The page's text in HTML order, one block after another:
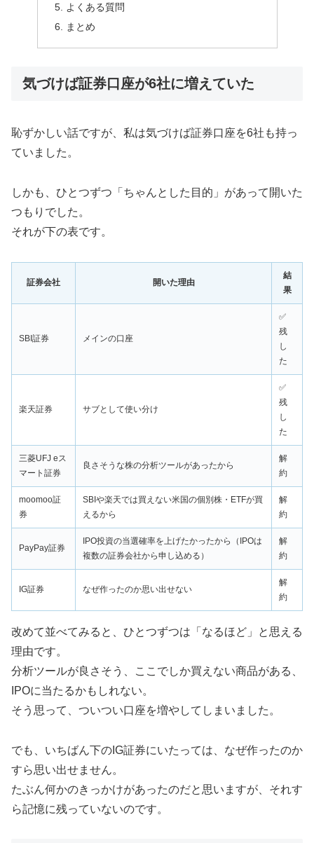
よくある質問
まとめ
気づけば証券口座が6社に増えていた
恥ずかしい話ですが、私は気づけば証券口座を6社も持っ
ていました。
しかも、ひとつずつ「ちゃんとした目的」があって開いた
つもりでした。
それが下の表です。
証券会社 開いた理由
結
果
SBI証券 メインの口座
✅
残
し
た
楽天証券 サブとして使い分け
✅
残
し
た
三菱UFJ eス
マート証券
良さそうな株の分析ツールがあったから
解
約
moomoo証
券
SBIや楽天では買えない米国の個別株・ETFが買
えるから
解
約
PayPay証券
IPO投資の当選確率を上げたかったから（IPOは
複数の証券会社から申し込める）
解
約
IG証券 なぜ作ったのか思い出せない
解
約
改めて並べてみると、ひとつずつは「なるほど」と思える
理由です。
分析ツールが良さそう、ここでしか買えない商品がある、
IPOに当たるかもしれない。
そう思って、ついつい口座を増やしてしまいました。
でも、いちばん下のIG証券にいたっては、なぜ作ったのか
すら思い出せません。
たぶん何かのきっかけがあったのだと思いますが、それす
ら記憶に残っていないのです。